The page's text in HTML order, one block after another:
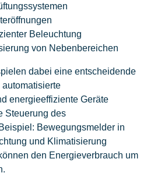
Beleuchtung
von Nebenbereichen
dabei eine entscheidende
energieeffiziente Geräte
Steuerung des
Bewegungsmelder in
und Klimatisierung
den Energieverbrauch um